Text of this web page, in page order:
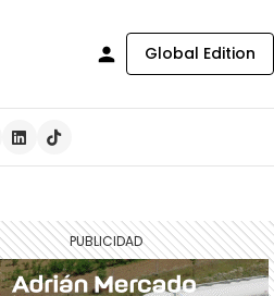
Global Edition